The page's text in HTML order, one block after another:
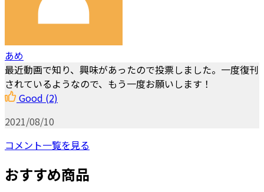
あめ
最近動画で知り、興味があったので投票しました。一度復刊
されているようなので、もう一度お願いします！
Good (2)
2021/08/10
コメント一覧を見る
おすすめ商品